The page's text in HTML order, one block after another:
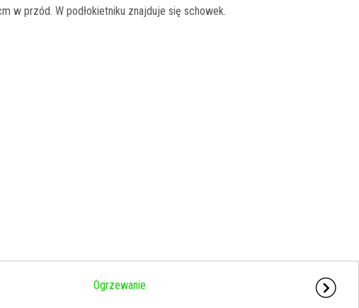
w przód. W podłokietniku znajduje się schowek.
Ogrzewanie